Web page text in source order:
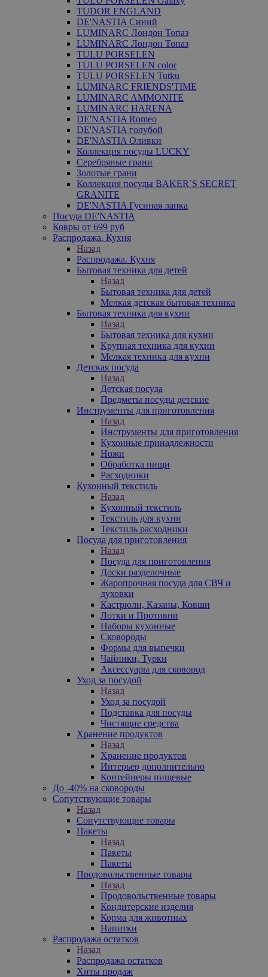
TUDOR ENGLAND
DE'NASTIA Синий
LUMINARC Лондон Топаз
LUMINARC Лондон Топаз
TULU PORSELEN
TULU PORSELEN color
TULU PORSELEN Tutku
LUMINARC FRIENDS'TIME
LUMINARC AMMONITE
LUMINARC HARENA
DE'NASTIA Romeo
DE'NASTIA голубой
DE'NASTIA Оливки
Коллекция посуды LUCKY
Серебряные грани
Золотые грани
Коллекция посуды BAKER`S SECRET
GRANITE
DE'NASTIA Гусиная лапка
Посуда DE'NASTIA
Ковры от 699 руб
Распродажа. Кухня
Назад
Распродажа. Кухня
Бытовая техника для детей
Назад
Бытовая техника для детей
Мелкая детская бытовая техника
Бытовая техника для кухни
Назад
Бытовая техника для кухни
Крупная техника для кухни
Мелкая техника для кухни
Детская посуда
Назад
Детская посуда
Предметы посуды детские
Инструменты для приготовления
Назад
Инструменты для приготовления
Кухонные принадлежности
Ножи
Обработка пищи
Расходники
Кухонный текстиль
Назад
Кухонный текстиль
Текстиль для кухни
Текстиль расходники
Посуда для приготовления
Назад
Посуда для приготовления
Доски разделочные
Жаропрочная посуда для СВЧ и
духовки
Кастрюли, Казаны, Ковши
Лотки и Противни
Наборы кухонные
Сковороды
Формы для выпечки
Чайники, Турки
Аксессуары для сковород
Уход за посудой
Назад
Уход за посудой
Подставка для посуды
Чистящие средства
Хранение продуктов
Назад
Хранение продуктов
Интерьер дополнительно
Контейнеры пищевые
До -40% на сковороды
Сопутствующие товары
Назад
Сопутствующие товары
Пакеты
Назад
Пакеты
Пакеты
Продовольственные товары
Назад
Продовольственные товары
Кондитерские изделия
Корма для животных
Напитки
Распродажа остатков
Назад
Распродажа остатков
Хиты продаж